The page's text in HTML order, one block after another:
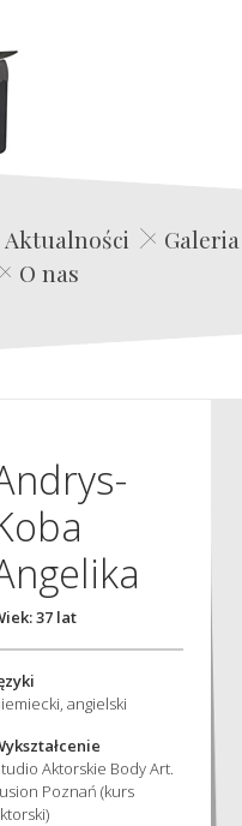
Edwin Film Agencja Aktorska
Aktualności
Galeria
O nas
37 lat
angielski
Aktorskie Body Art.
Poznań (kurs